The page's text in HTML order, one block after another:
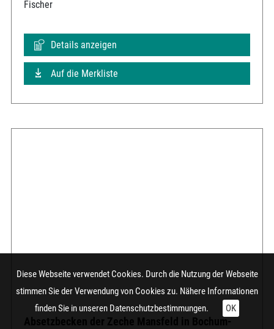
Fischer
Details anzeigen
Auf die Merkliste
Absetzbecken der Zeche Mansfeld in Bochum-
Diese Webseite verwendet Cookies. Durch die Nutzung der Webseite
stimmen Sie der Verwendung von Cookies zu. Nähere Informationen
finden Sie in unseren Datenschutzbestimmungen. OK